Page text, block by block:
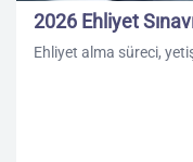
2026 Ehliyet
Ehliyet alma süreci,